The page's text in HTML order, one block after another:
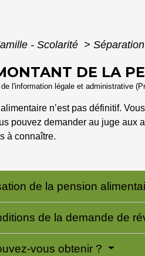
- Scolarité >
DE LA
l'information légale et administrative
n’est pas définitif.
pouvez demander au juge
à connaître.
de la pension
de la demande de
vous obtenir ?